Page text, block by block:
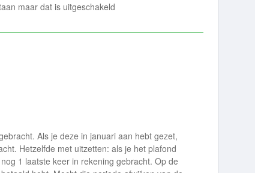
maar dat is uitgeschakeld
Als je deze in januari aan hebt gezet,
Hetzelfde met uitzetten: als je het plafond
1 laatste keer in rekening gebracht. Op de